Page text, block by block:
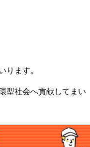
ります。
型社会へ貢献してまい